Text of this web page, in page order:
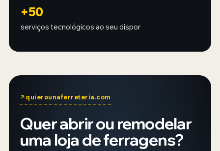
+50
serviços tecnológicos ao seu dispor
quierounaferreteria.com
Quer abrir ou remodelar
uma loja de ferragens?